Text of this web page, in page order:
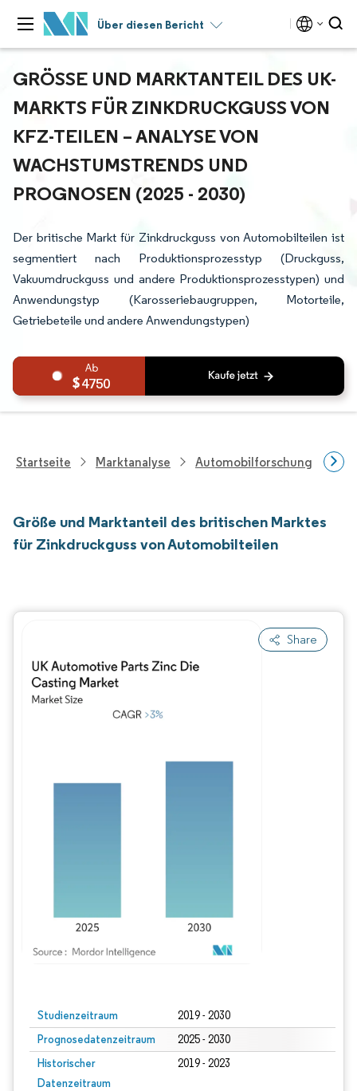
Über diesen Bericht
GRÖSSE UND MARKTANTEIL DES UK-M
ARKTS FÜR ZINKDRUCKGUSS VON K
FZ-TEILEN – ANALYSE VON W
ACHSTUMSTRENDS UND P
ROGNOSEN (2025 - 2030)
Der britische Markt für Zinkdruckguss von Automobilteilen ist
segmentiert nach Produktionsprozesstyp (Druckguss,
Vakuumdruckguss und andere Produktionsprozesstypen) und
Anwendungstyp (Karosseriebaugruppen, Motorteile,
Getriebeteile und andere Anwendungstypen)
4750
Startseite Marktanalyse Automobilforschung
Größe und Marktanteil des britischen Marktes
für Zinkdruckguss von Automobilteilen
Share
Studienzeitraum 2019 - 2030
Prognosedatenzeitraum 2025 - 2030
Historischer
Datenzeitraum
2019 - 2023